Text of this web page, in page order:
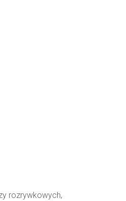
rozrywkowych,